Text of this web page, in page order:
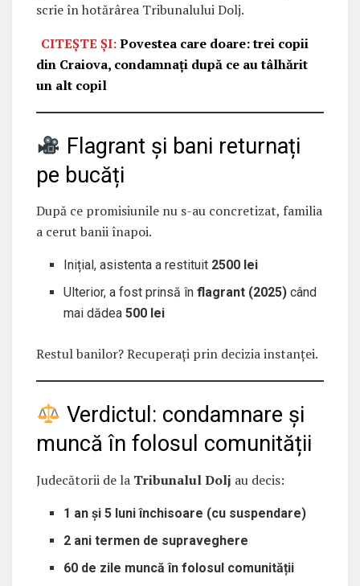
scrie în hotărârea Tribunalului Dolj.
CITEȘTE ȘI:Povestea care doare: trei copii
din Craiova, condamnați după ce au tâlhărit
un alt copil
Flagrant și bani returnați
pe bucăți
După ce promisiunile nu s-au concretizat, familia
a cerut banii înapoi.
Inițial, asistenta a restituit 2500 lei
Ulterior, a fost prinsă înflagrant (2025) când
mai dădea500 lei
Restul banilor? Recuperați prin decizia instanței.
Verdictul: condamnare și
muncă în folosul comunității
Judecătorii de la Tribunalul Dolj au decis:
1 an și 5 luni închisoare (cu suspendare)
2 ani termen de supraveghere
60 de zile muncă în folosul comunității